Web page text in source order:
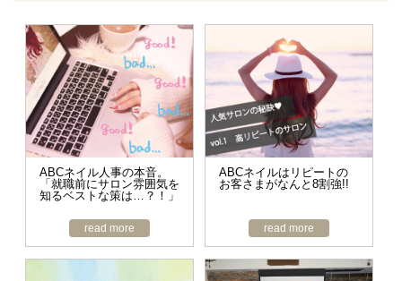
ABCネイル人事の本音。
「就職前にサロン雰囲気を
知るベストな策は…？！」
read more
ABCネイルはリピートの
お客さまがなんと8割強!!
read more